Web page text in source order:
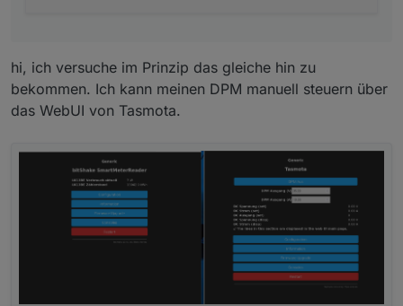
if Timer>10 {
=>websend [192.168.xxx.xxx] /cm?cmnd=status 10
Timer=0
}
sml(1 3 vSW)
+>publish stat/%topic%/RESULT {"tpow":%0SW%}
if chg[V]>0 {
if V>Vmax {
hi, ich versuche im Prinzip das gleiche hin zu
bekommen. Ich kann meinen DPM manuell steuern über
das WebUI von Tasmota.